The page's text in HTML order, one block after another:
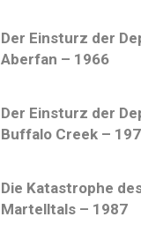
Der Einsturz der
Aberfan – 1966
Der Einsturz der
Buffalo Creek –
Die Katastrophe
Martelltals – 1987